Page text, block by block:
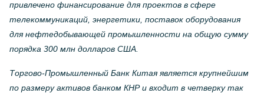
привлечено финансирование для проектов в сфере
телекоммуникаций, энергетики, поставок оборудования
для нефтедобывающей промышленности на общую сумму
порядка 300 млн долларов США.
Торгово-Промышленный Банк Китая является крупнейшим
по размеру активов банком КНР и входит в четверку так